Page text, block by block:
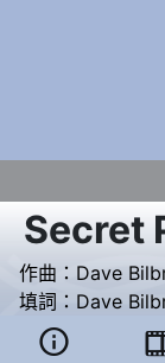
Secret
作曲： Dave
填詞： Dave
